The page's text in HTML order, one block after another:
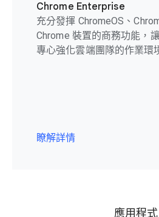
Chrome Enterprise
充分發揮 ChromeOS、
Chrome 裝置的商務功能，
專心強化雲端團隊的作業環
瞭解詳情
應用程式